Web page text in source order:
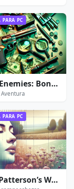
PARA PC
Public Enemies: Bonnie and Clyde - Extended Edition
Aventura
PARA PC
James Patterson’s Women’s Murder Club: Death in Scarlet